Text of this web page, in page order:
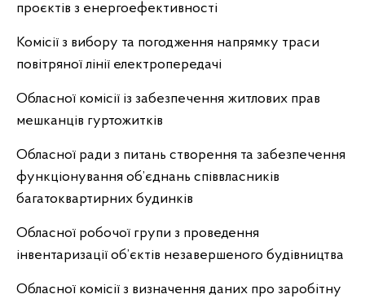
проєктів з енергоефективності
Комісії з вибору та погодження напрямку траси
повітряної лінії електропередачі
Обласної комісії із забезпечення житлових прав
мешканців гуртожитків
Обласної ради з питань створення та забезпечення
функціонування об’єднань співвласників
багатоквартирних будинків
Обласної робочої групи з проведення
інвентаризації об’єктів незавершеного будівництва
Обласної комісії з визначення даних про заробітну